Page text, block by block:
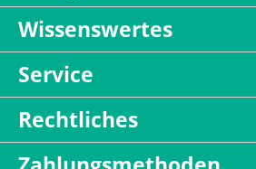
Wissenswertes
Service
Rechtliches